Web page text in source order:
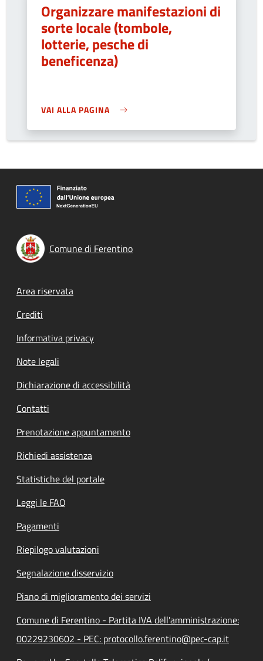
Organizzare manifestazioni di
sorte locale (tombole,
lotterie, pesche di
beneficenza)
VAI ALLA PAGINA
Comune di Ferentino
Footer menu
Area riservata
Crediti
Informativa privacy
Note legali
Dichiarazione di accessibilità
Contatti
Prenotazione appuntamento
Richiedi assistenza
Statistiche del portale
Leggi le FAQ
Pagamenti
Riepilogo valutazioni
Segnalazione disservizio
Piano di miglioramento dei servizi
Comune di Ferentino - Partita IVA dell'amministrazione:
00229230602 - PEC: protocollo.ferentino@pec-cap.it